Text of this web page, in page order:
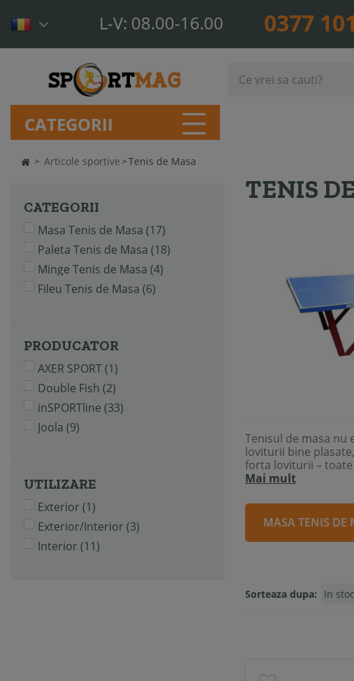
L-V: 08.00-16.00 0377
CATEGORII
> Articole sportive >Tenis de Masa
CATEGORII
Masa Tenis de Masa (17)
Paleta Tenis de Masa (18)
Minge Tenis de Masa (4)
Fileu Tenis de Masa (6)
PRODUCATOR
AXER SPORT(1)
Double Fish (2)
inSPORTline (33)
Joola (9)
UTILIZARE
Exterior (1)
Exterior/Interior (3)
Interior (11)
TENIS
Tenisul de masa nu
loviturii bine
forta loviturii – toate
Mai mult
MASA TENIS DE
Sorteaza dupa: